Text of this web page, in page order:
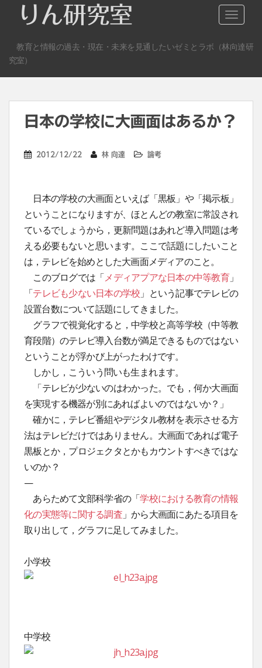
o
りん研究室
教育と情報の過去・現在・未来を見通したいゼミとラボ（林向達研
究室）
日本の学校に大画面はあるか？
2012/12/22 林 向達 論考
日本の学校の大画面といえば「黒板」や「掲示板」
ということになりますが、ほとんどの教室に常設され
ているでしょうから，更新問題はあれど導入問題は考
える必要もないと思います。ここで話題にしたいこと
は，テレビを始めとした大画面メディアのこと。
このブログでは「メディアプアな日本の中等教育」
「テレビも少ない日本の学校 」という記事でテレビの
設置台数について話題にしてきました。
グラフで視覚化すると，中学校と高等学校（中等教
育段階）のテレビ導入台数が満足できるものではない
ということが浮かび上がったわけです。
しかし，こういう問いも生まれます。
「テレビが少ないのはわかった。でも，何か大画面
を実現する機器が別にあればよいのではないか？」
確かに，テレビ番組やデジタル教材を表示させる方
法はテレビだけではありません。大画面であれば電子
黒板とか，プロジェクタとかもカウントすべきではな
いのか？
—
あらためて文部科学省の「学校における教育の情報
化の実態等に関する調査」から大画面にあたる項目を
取り出して，グラフに足してみました。
小学校
中学校